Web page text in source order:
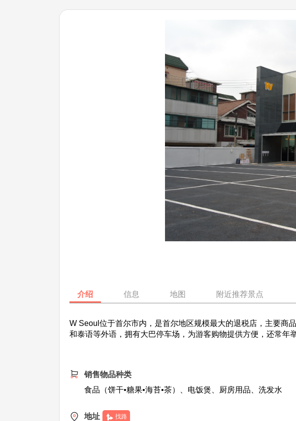
介绍 信息 地图 附近推荐景点
W Seoul位于首尔市内，是首尔地区规模最大的退税店，主要商
和泰语等外语，拥有大巴停车场，为游客购物提供方便，还常年
销售物品种类
食品（饼干•糖果•海苔•茶）、电饭煲、厨房用品、洗发水
地址 找路